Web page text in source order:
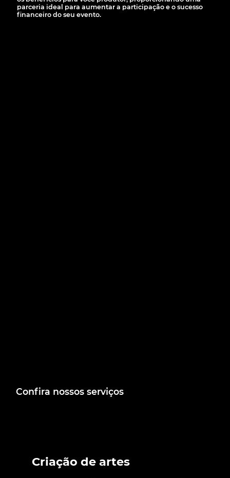
parceria ideal para aumentar a participação e o sucesso
financeiro do seu evento.
Confira nossos serviços
Criação de artes